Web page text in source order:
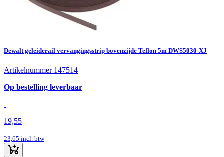
Dewalt geleiderail vervangingsstrip bovenzijde Teflon 5m DWS5030-XJ
Artikelnummer 147514
Op bestelling leverbaar
19,55
23,65 incl. btw